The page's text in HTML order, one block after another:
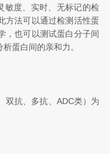
敏度、实时、无标记的检
方法可以通过检测活性蛋
，也可以测试蛋白分子间
蛋白间的亲和力。
双抗、多抗、ADC类）为